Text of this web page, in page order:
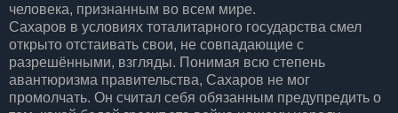
человека, признанным во всем мире.
Сахаров в условиях тоталитарного государства смел
открыто отстаивать свои, не совпадающие с
разрешёнными, взгляды. Понимая всю степень
авантюризма правительства, Сахаров не мог
промолчать. Он считал себя обязанным предупредить о